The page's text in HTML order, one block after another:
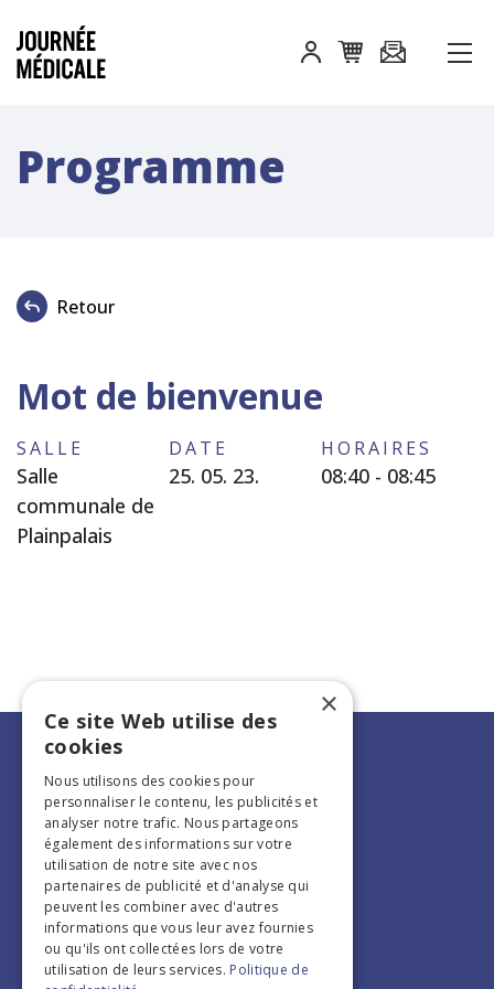
Programme
Retour
Mot de bienvenue
SALLE
Salle
communale de
Plainpalais
DATE
25. 05. 23.
HORAIRES
08:40 - 08:45
Edition 2026
×
Ce site Web utilise des
cookies
Nous utilisons des cookies pour
personnaliser le contenu, les publicités et
analyser notre trafic. Nous partageons
également des informations sur votre
utilisation de notre site avec nos
partenaires de publicité et d'analyse qui
peuvent les combiner avec d'autres
informations que vous leur avez fournies
ou qu'ils ont collectées lors de votre
utilisation de leurs services. Politique de